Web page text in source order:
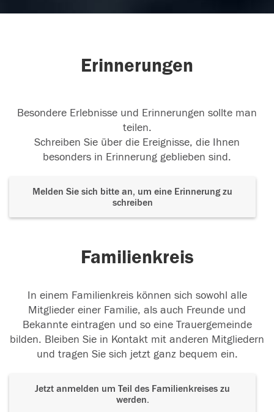
Erinnerungen
Besondere Erlebnisse und Erinnerungen sollte man
teilen.
Schreiben Sie über die Ereignisse, die Ihnen
besonders in Erinnerung geblieben sind.
Melden Sie sich bitte an, um eine Erinnerung zu
schreiben
Familienkreis
In einem Familienkreis können sich sowohl alle
Mitglieder einer Familie, als auch Freunde und
Bekannte eintragen und so eine Trauergemeinde
bilden. Bleiben Sie in Kontakt mit anderen Mitgliedern
und tragen Sie sich jetzt ganz bequem ein.
Jetzt anmelden um Teil des Familienkreises zu
werden.